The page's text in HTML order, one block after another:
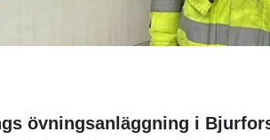
övningsanläggning i